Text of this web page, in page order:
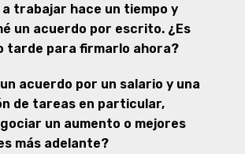
a trabajar hace un tiempo y
un acuerdo por escrito. ¿Es
tarde para firmarlo ahora?
acuerdo por un salario y una
de tareas en particular,
un aumento o mejores
más adelante?